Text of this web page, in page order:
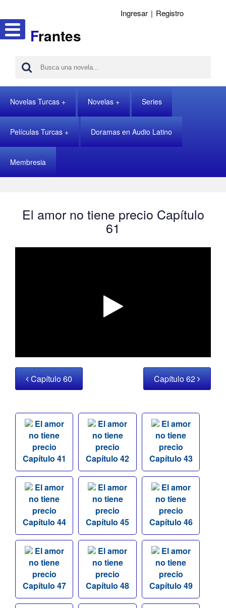
Frantes
Ingresar | Registro
Novelas Turcas Novelas Series
Películas Turcas Doramas en Audio Latino
Membresia
El amor no tiene precio Capítulo
61
Capítulo 60 Capítulo 62
El amor
no tiene
precio
Capítulo 41
El amor
no tiene
precio
Capítulo 42
El amor
no tiene
precio
Capítulo 43
El amor
no tiene
precio
Capítulo 44
El amor
no tiene
precio
Capítulo 45
El amor
no tiene
precio
Capítulo 46
El amor
no tiene
precio
Capítulo 47
El amor
no tiene
precio
Capítulo 48
El amor
no tiene
precio
Capítulo 49